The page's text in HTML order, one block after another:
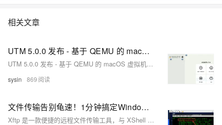
相关文章
UTM 5.0.0 发布 - 基于 QEMU 的 macOS 虚拟机与模拟器应用
UTM 5.0.0 发布 - 基于 QEMU 的 macOS 虚拟机与模拟器应用
sysin 869
文件传输告别龟速！1分钟搞定Windows↔CentOS高速通道 小白也能玩转的Xftp秘籍
Xftp 是一款便捷的远程文件传输工具，与 XShell 类似，支持通过 SFTP 协议实现文件上传和下载。首先需下载安装 Xftp，并获取目标 Linux 系统（如 CentOS）的 IP 地址。打开 Xftp 后，按 `Ctrl + N` 新建会话，输入主机 IP、协议（SFTP）、用户名和密码连接服务器。